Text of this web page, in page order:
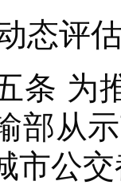
评
为推
部从
市公